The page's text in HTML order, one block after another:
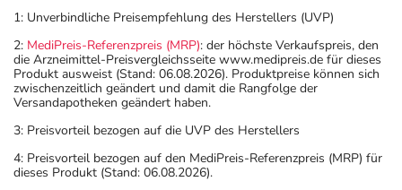
1: Unverbindliche Preisempfehlung des Herstellers (UVP)
2: MediPreis-Referenzpreis (MRP): der höchste Verkaufspreis, den
die Arzneimittel-Preisvergleichsseite www.medipreis.de für dieses
Produkt ausweist (Stand: 06.08.2026). Produktpreise können sich
zwischenzeitlich geändert und damit die Rangfolge der
Versandapotheken geändert haben.
3: Preisvorteil bezogen auf die UVP des Herstellers
4: Preisvorteil bezogen auf den MediPreis-Referenzpreis (MRP) für
dieses Produkt (Stand: 06.08.2026).